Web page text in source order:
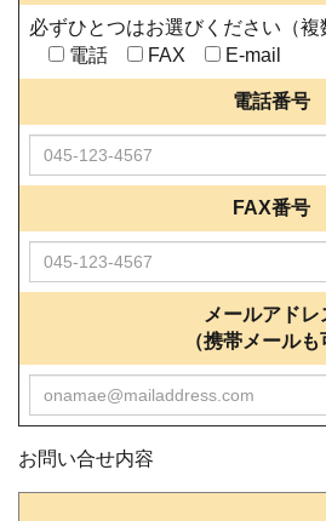
必ずひとつはお選びください（複
電話
FAX E-mail
電話番号
FAX番号
メールアドレ
（携帯メールも
お問い合せ内容